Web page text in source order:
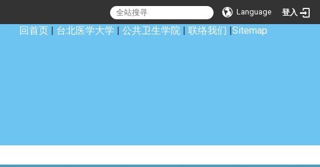
Language 登入
回首页 | 台北医学大学 | 公共卫生学院 | 联络我们 |Sitemap